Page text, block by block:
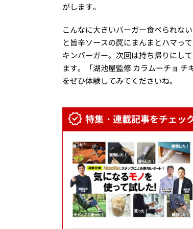
がします。
こんなに大きいバーガー食べられな
と旨辛ソースの罠にまんまとハマっ
キンバーガー。次回は持ち帰りにし
ます。「湖池屋監修 カラムーチョ
をぜひ体験してみてくださいね。
特集・連載記事をチェッ